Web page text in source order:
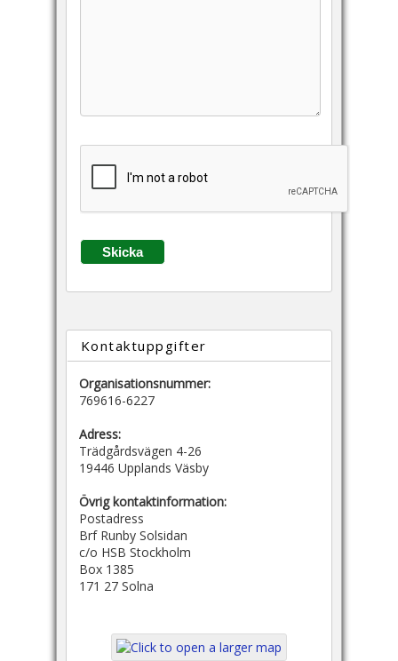
Kontaktuppgifter
Organisationsnummer:
769616-6227
Adress:
Trädgårdsvägen 4-26
19446 Upplands Väsby
Övrig kontaktinformation:
Postadress
Brf Runby Solsidan
c/o HSB Stockholm
Box 1385
171 27 Solna